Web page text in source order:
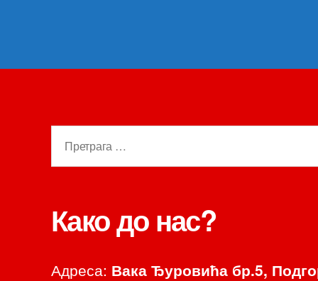
Како до нас?
Адреса: Вака Ђуровића бр.5,